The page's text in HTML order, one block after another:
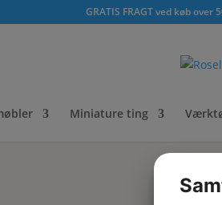
GRATIS FRAGT ved køb
Miniature ting